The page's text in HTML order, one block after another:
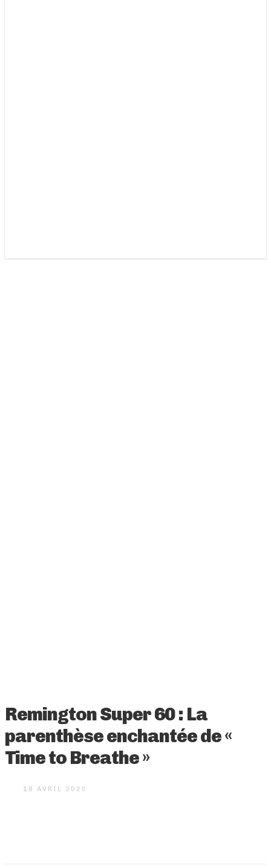
Remington Super 60 : La
parenthèse enchantée de «
Time to Breathe »
18 AVRIL 2026